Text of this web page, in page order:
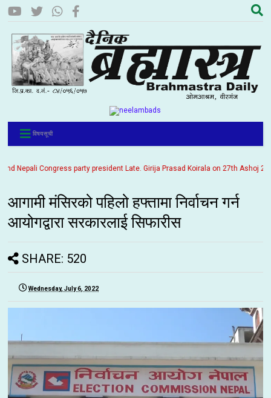
विषयसूची
Congress party president Late. Girija Prasad Koirala on 27th Ashoj
आगामी मंसिरको पहिलो हफ्तामा निर्वाचन गर्न
आयोगद्वारा सरकारलाई सिफारीस
SHARE: 520
Wednesday, July 6, 2022